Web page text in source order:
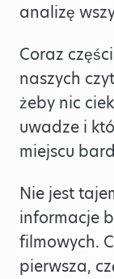
analizę
Coraz
naszych
żeby nic
uwadze i
miejscu
Nie jest
informacje
filmowych.
pierwsza,